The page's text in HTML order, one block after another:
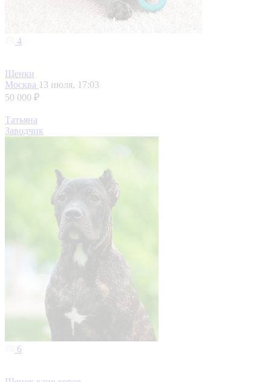
4
Щенки
Москва 13 июля, 17:03
50 000 ₽
Татьяна
Заводчик
6